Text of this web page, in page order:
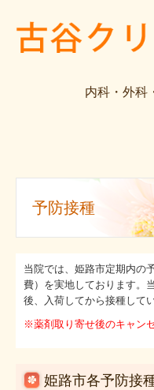
院長紹介
健康診断（自費診療）
予防接種
アクセス
しみ・しわ
内科・外科
予防接種
当院では、姫路市定期内の
費）を実地しております。
後、入荷してから接種して
※薬剤取り寄せ後のキャン
姫路市各予防接